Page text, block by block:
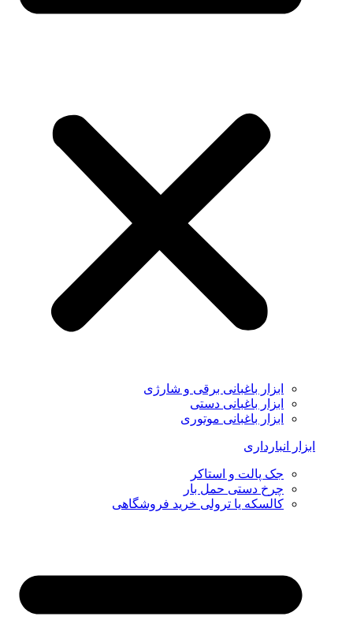
ابزار باغبانی برقی و شارژی
ابزار باغبانی دستی
ابزار باغبانی موتوری
ابزار انبارداری
جک پالت و استاکر
چرخ دستی حمل بار
کالسکه یا ترولی خرید فروشگاهی